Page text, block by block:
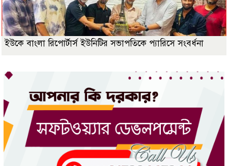
ইউকে বাংলা রিপোর্টার্স ইউনিটির সভাপতিকে প্যারিসে সংবর্ধনা